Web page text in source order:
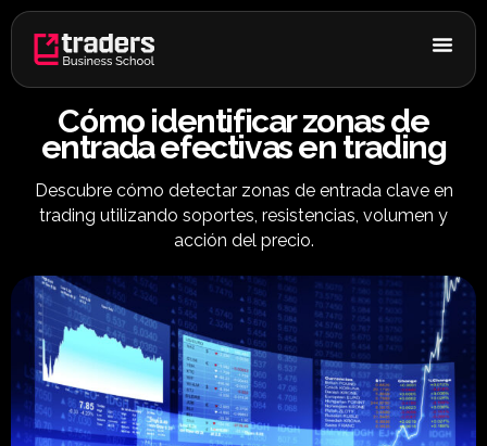
contenido
Cómo identificar zonas de
entrada efectivas en trading
Descubre cómo detectar zonas de entrada clave en
trading utilizando soportes, resistencias, volumen y
acción del precio.